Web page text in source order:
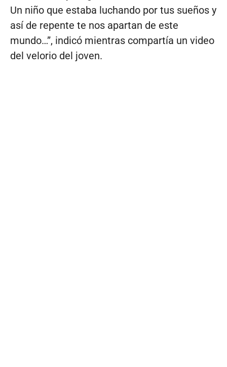
Un niño que estaba luchando por tus sueños y
así de repente te nos apartan de este
mundo…”, indicó mientras compartía un video
del velorio del joven.